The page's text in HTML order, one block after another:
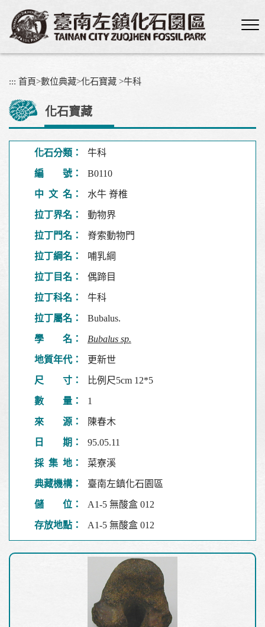
內
::: 首頁>數位典藏>化石寶藏 >牛科
化石寶藏
化石分類： 牛科
編 號： B0110
中 文 名： 水牛 脊椎
拉丁界名： 動物界
拉丁門名： 脊索動物門
拉丁綱名： 哺乳綱
拉丁目名： 偶蹄目
拉丁科名： 牛科
拉丁屬名： Bubalus.
學 名： Bubalus sp.
地質年代： 更新世
尺 寸： 比例尺5cm 12*5
數 量： 1
來 源： 陳春木
日 期： 95.05.11
採 集 地： 菜寮溪
典藏機構： 臺南左鎮化石園區
儲 位： A1-5 無酸盒 012
存放地點： A1-5 無酸盒 012